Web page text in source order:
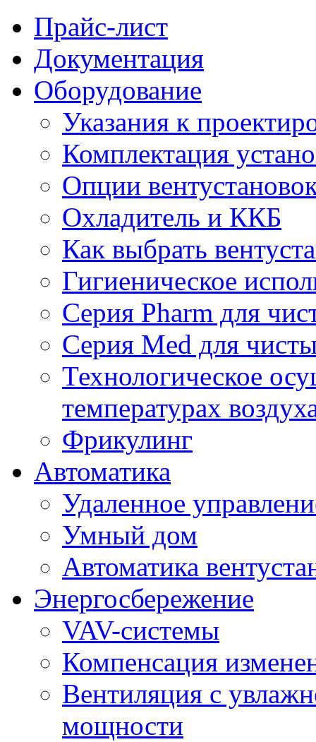
Прайс-лист
Документация
Оборудование
Указания к
Комплектация
Опции
Охладитель и ККБ
Как выбрать
Гигиеническое
Серия Pharm для
Серия Med для
Технологическое
температурах
Фрикулинг
Автоматика
Удаленное
Умный дом
Автоматика
Энергосбережение
VAV-системы
Компенсация
Вентиляция с
мощности